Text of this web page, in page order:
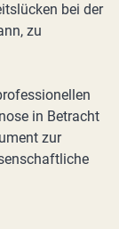
bei der
zu
in Betracht
zur